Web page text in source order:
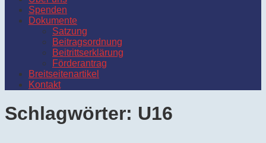
Spenden
Dokumente
Satzung
Beitragsordnung
Beitrittserklärung
Förderantrag
Breitseitenartikel
Kontakt
Schlagwörter: U16